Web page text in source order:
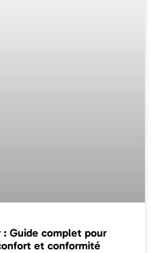
: Guide complet pour
et conformité